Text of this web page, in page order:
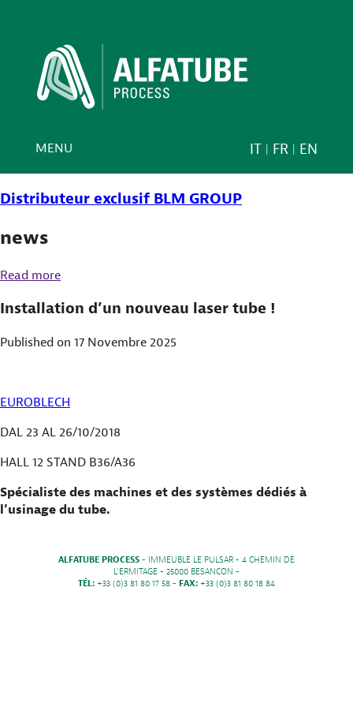
IT FR EN
MENU
Distributeur exclusif BLM GROUP
news
Read more
Installation d’un nouveau laser tube !
Published on 17 Novembre 2025
EUROBLECH
DAL 23 AL 26/10/2018
HALL 12 STAND B36/A36
Spécialiste des machines et des systèmes dédiés à
l’usinage du tube.
ALFATUBE PROCESS - IMMEUBLE LE PULSAR - 4 CHEMIN DE
L'ERMITAGE - 25000 BESANCON -
TÉL: +33 (0)3 81 80 17 58 - FAX: +33 (0)3 81 80 18 84